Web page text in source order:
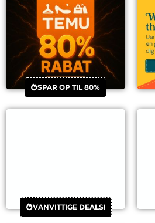
SPAR OP TIL 80%
VANVITTIGE DEALS!